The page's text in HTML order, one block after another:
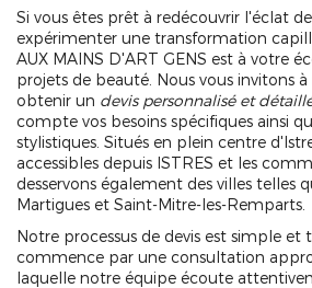
Si vous êtes prêt à redécouvrir l'éclat
expérimenter une transformation
AUX MAINS D'ART GENS est à votre
projets de beauté. Nous vous invitons
obtenir un devis personnalisé et
compte vos besoins spécifiques ainsi
stylistiques. Situés en plein centre
accessibles depuis ISTRES et les
desservons également des villes telles
Martigues et Saint-Mitre-les-Remparts.
Notre processus de devis est simple et
commence par une consultation
laquelle notre équipe écoute